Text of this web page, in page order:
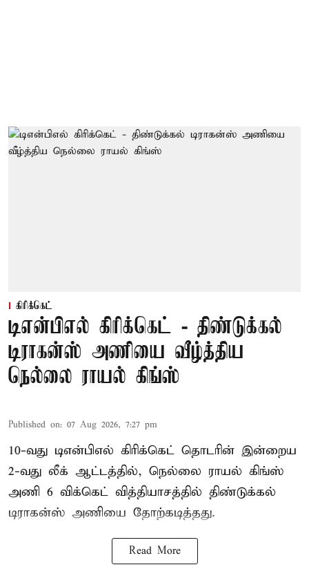
கிரிக்கெட்
டிஎன்பிஎல் கிரிக்கெட் - திண்டுக்கல்
டிராகன்ஸ் அணியை வீழ்த்திய
நெல்லை ராயல் கிங்ஸ்
Published on: 07 Aug 2026, 7:27 pm
10-வது டிஎன்பிஎல் கிரிக்கெட் தொடரின் இன்றைய
2-வது லீக் ஆட்டத்தில், நெல்லை ராயல் கிங்ஸ்
அணி 6 விக்கெட் வித்தியாசத்தில் திண்டுக்கல்
டிராகன்ஸ் அணியை தோற்கடித்தது.
Read More